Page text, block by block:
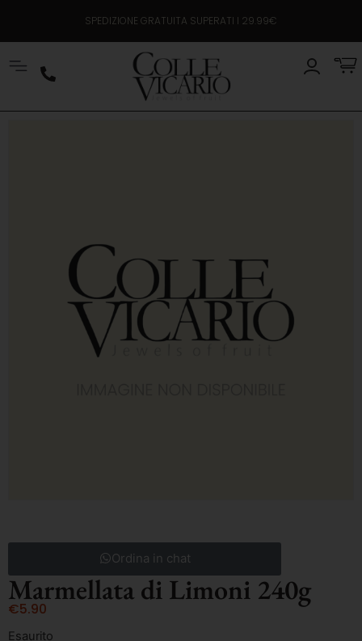
SPEDIZIONE GRATUITA SUPERATI I 29.99€
Marmellata di Limoni 240g
€5.90
Esaurito
Ordina in chat